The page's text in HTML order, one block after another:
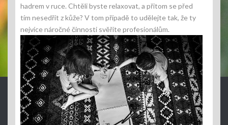
hadrem v ruce. Chtěli byste relaxovat, a přitom se před
tím nesedřít z kůže? V tom případě to udělejte tak, že ty
nejvíce náročné činnosti svěříte profesionálům.